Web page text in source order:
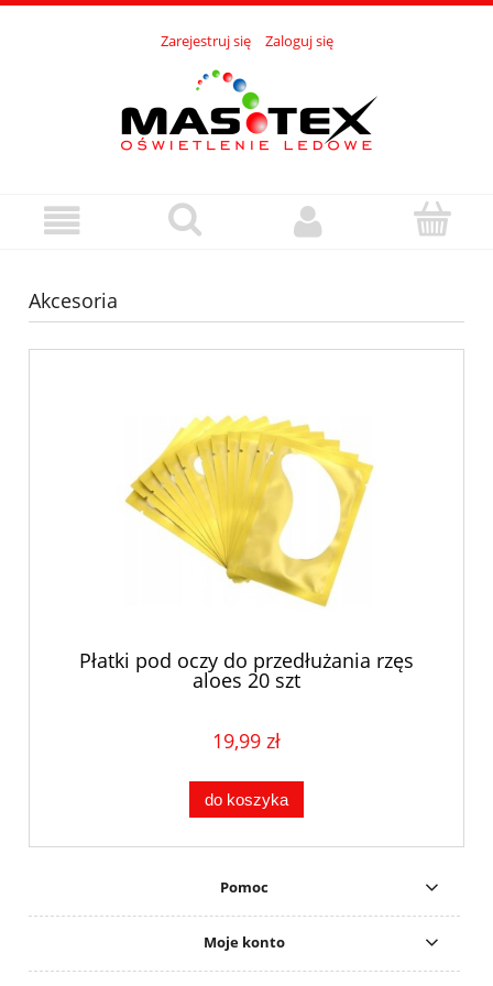
Zarejestruj się Zaloguj się
Akcesoria
Płatki pod oczy do przedłużania rzęs
aloes 20 szt
19,99 zł
do koszyka
Pomoc
Moje konto